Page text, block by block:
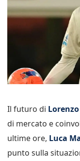
Il futuro di
di mercato e
ultime ore, Luca
punto sulla